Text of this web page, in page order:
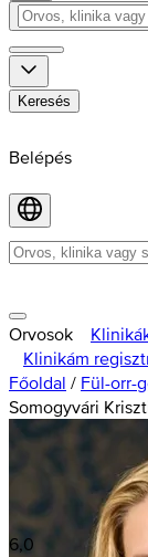
Keresés
Belépés
Orvosok
Klinikám
Főoldal / Fül-orr-
Somogyvári
6,0